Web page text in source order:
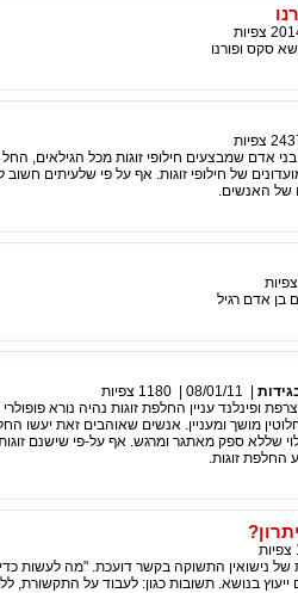
צפיות
סקס ופורנו
צפיות
בני אדם שמבצעים חילופי זוגות מכל הגילאים,
של חילופי זוגות. אף על פי שלעיתים
של האנשים.
צפיות
בן אדם רגיל
08/01/11
1180 צפיות
ופינלנד עניין החלפת זוגות נהיה נורא פופולרי
מושך ומעניין. אנשים שאוהבים זאת יעשו
שללא ספק מאתגר ומרגש. אף על-פי שישנם
החלפת זוגות.
צפיות
של נישואין התשוקה בקשר דועכת. "מה לעשות
בנושא. תשובות כגון: לעבוד על התקשורת,